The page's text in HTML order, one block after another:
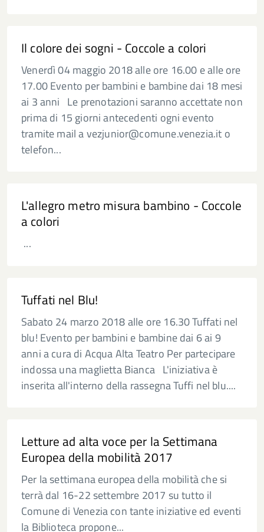
Il colore dei sogni - Coccole a colori
Venerdì 04 maggio 2018 alle ore 16.00 e alle ore
17.00 Evento per bambini e bambine dai 18 mesi
ai 3 anni Le prenotazioni saranno accettate non
prima di 15 giorni antecedenti ogni evento
tramite mail a vezjunior@comune.venezia.it o
telefon...
L'allegro metro misura bambino - Coccole
a colori
...
Tuffati nel Blu!
Sabato 24 marzo 2018 alle ore 16.30 Tuffati nel
blu! Evento per bambini e bambine dai 6 ai 9
anni a cura di Acqua Alta Teatro Per partecipare
indossa una maglietta Bianca L'iniziativa è
inserita all'interno della rassegna Tuffi nel blu....
Letture ad alta voce per la Settimana
Europea della mobilità 2017
Per la settimana europea della mobilità che si
terrà dal 16-22 settembre 2017 su tutto il
Comune di Venezia con tante iniziative ed eventi
la Biblioteca propone...